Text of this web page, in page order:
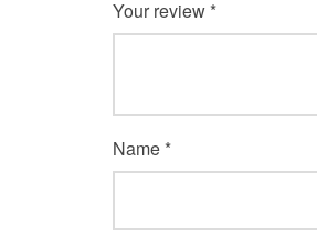
Your review *
Name *